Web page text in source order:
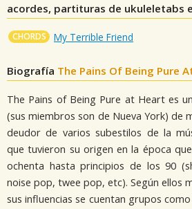
acordes, partituras de ukuleletabs
CHORDS My Terrible Friend
Biografía The Pains Of Being Pure
The Pains of Being Pure at Heart es
(sus miembros son de Nueva York) de
deudor de varios subestilos de la
que tuvieron su origen en la época
ochenta hasta principios de los 90
noise pop, twee pop, etc). Según ellos
sus influencias se cuentan grupos